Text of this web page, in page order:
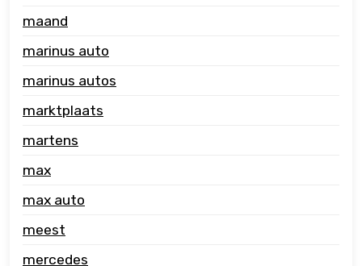
maand
marinus auto
marinus autos
marktplaats
martens
max
max auto
meest
mercedes